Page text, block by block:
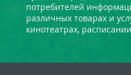
потребителей
различных товарах и
кинотеатрах,